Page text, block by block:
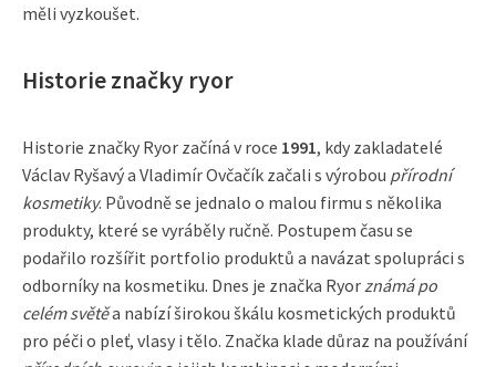
měli vyzkoušet.
Historie značky ryor
Historie značky Ryor začíná v roce 1991, kdy zakladatelé
Václav Ryšavý a Vladimír Ovčačík začali s výrobou přírodní
kosmetiky. Původně se jednalo o malou firmu s několika
produkty, které se vyráběly ručně. Postupem času se
podařilo rozšířit portfolio produktů a navázat spolupráci s
odborníky na kosmetiku. Dnes je značka Ryor známá po
celém světěa nabízí širokou škálu kosmetických produktů
pro péči o pleť, vlasy i tělo. Značka klade důraz na používání